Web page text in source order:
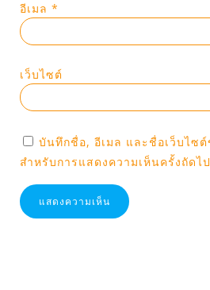
อีเมล *
เว็บไซต์
บันทึกชื่อ, อีเมล และชื่อเว็บไซ
สำหรับการแสดงความเห็นครั้งถัดไป